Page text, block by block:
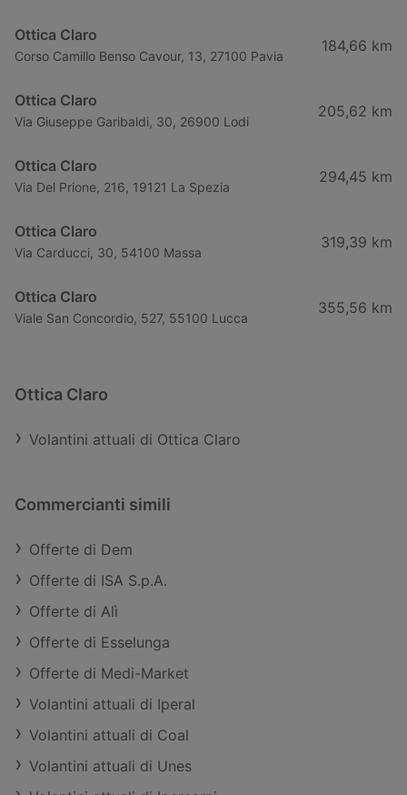
Ottica Claro
Corso Camillo Benso Cavour, 13, 27100 Pavia
184,66 km
Ottica Claro
Via Giuseppe Garibaldi, 30, 26900 Lodi
205,62 km
Ottica Claro
Via Del Prione, 216, 19121 La Spezia
294,45 km
Ottica Claro
Via Carducci, 30, 54100 Massa
319,39 km
Ottica Claro
Viale San Concordio, 527, 55100 Lucca
355,56 km
Ottica Claro
Volantini attuali di Ottica Claro
Commercianti simili
Offerte di Dem
Offerte di ISA S.p.A.
Offerte di Alì
Offerte di Esselunga
Offerte di Medi-Market
Volantini attuali di Iperal
Volantini attuali di Coal
Volantini attuali di Unes